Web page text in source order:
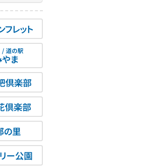
フレット
/ 道の駅
ま
倶楽部
倶楽部
の里
ー公園